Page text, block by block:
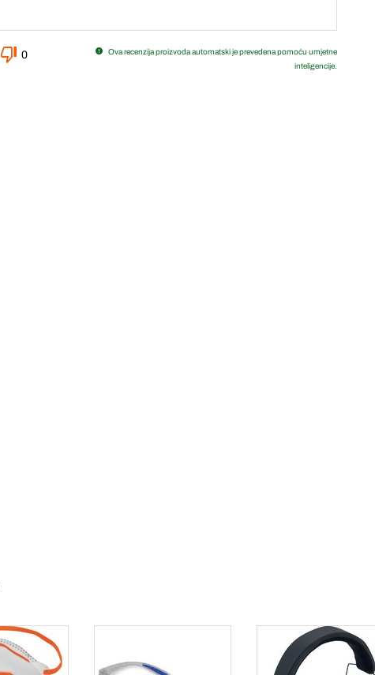
0
Ova recenzija proizvoda automatski je prevedena pomoću umjetne
inteligencije.